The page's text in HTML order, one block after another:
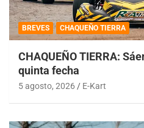
BREVES CHAQUEÑO TIERRA
CHAQUEÑO TIERRA:
quinta fecha
5 agosto, 2026 E-Kart